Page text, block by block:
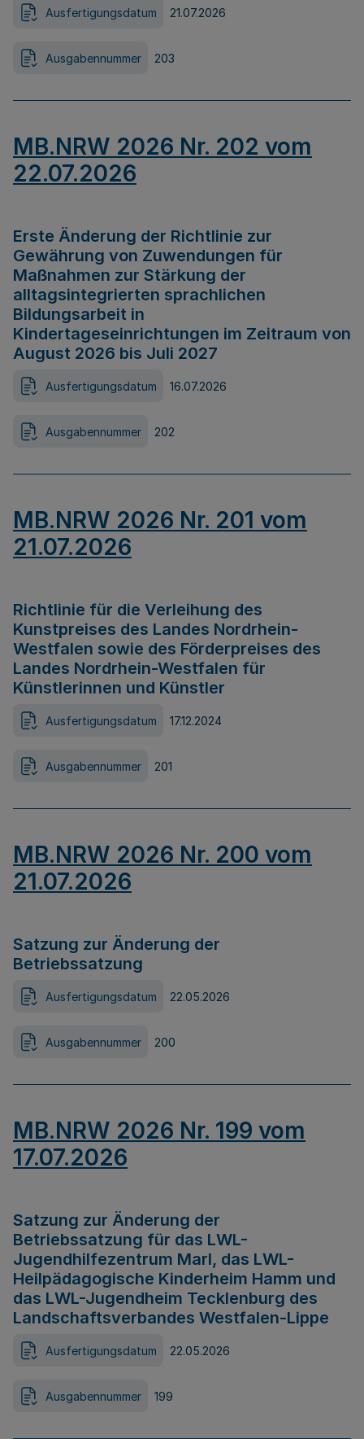
Ausfertigungsdatum 21.07.2026
Ausgabennummer 203
MB.NRW 2026 Nr. 202 vom
22.07.2026
Erste Änderung der Richtlinie zur
Gewährung von Zuwendungen für
Maßnahmen zur Stärkung der
alltagsintegrierten sprachlichen
Bildungsarbeit in
Kindertageseinrichtungen im Zeitraum von
August 2026 bis Juli 2027
Ausfertigungsdatum 16.07.2026
Ausgabennummer 202
MB.NRW 2026 Nr. 201 vom
21.07.2026
Richtlinie für die Verleihung des
Kunstpreises des Landes Nordrhein-
Westfalen sowie des Förderpreises des
Landes Nordrhein-Westfalen für
Künstlerinnen und Künstler
Ausfertigungsdatum 17.12.2024
Ausgabennummer 201
MB.NRW 2026 Nr. 200 vom
21.07.2026
Satzung zur Änderung der
Betriebssatzung
Ausfertigungsdatum 22.05.2026
Ausgabennummer 200
MB.NRW 2026 Nr. 199 vom
17.07.2026
Satzung zur Änderung der
Betriebssatzung für das LWL-
Jugendhilfezentrum Marl, das LWL-
Heilpädagogische Kinderheim Hamm und
das LWL-Jugendheim Tecklenburg des
Landschaftsverbandes Westfalen-Lippe
Ausfertigungsdatum 22.05.2026
Ausgabennummer 199